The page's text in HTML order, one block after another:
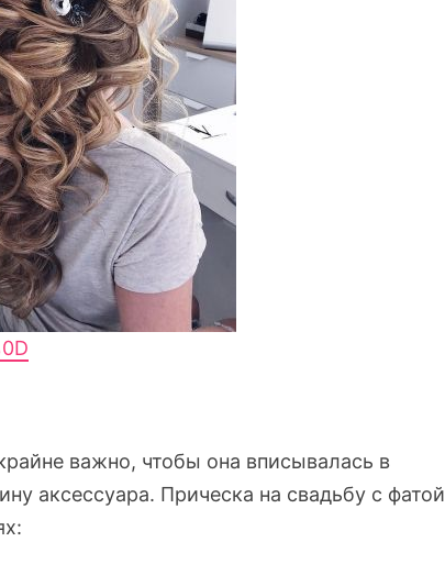
важно, чтобы она вписывалась в
аксессуара. Прическа на свадьбу с фатой